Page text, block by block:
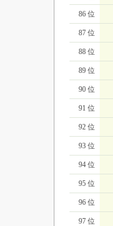
86 位
87 位
88 位
89 位
90 位
91 位
92 位
93 位
94 位
95 位
96 位
97 位